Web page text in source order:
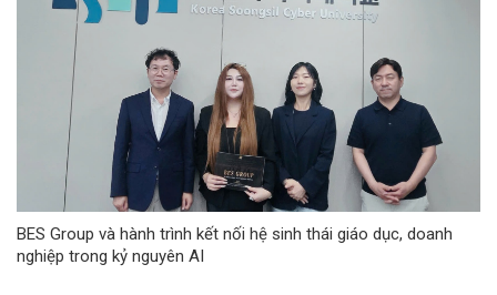
BES Group và hành trình kết nối hệ sinh thái giáo dục, doanh
nghiệp trong kỷ nguyên AI